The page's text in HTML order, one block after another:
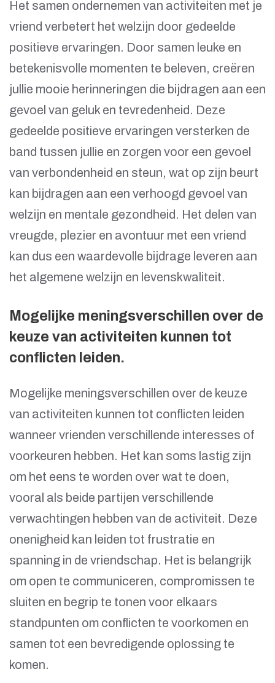
Het samen ondernemen van activiteiten met je
vriend verbetert het welzijn door gedeelde
positieve ervaringen. Door samen leuke en
betekenisvolle momenten te beleven, creëren
jullie mooie herinneringen die bijdragen aan een
gevoel van geluk en tevredenheid. Deze
gedeelde positieve ervaringen versterken de
band tussen jullie en zorgen voor een gevoel
van verbondenheid en steun, wat op zijn beurt
kan bijdragen aan een verhoogd gevoel van
welzijn en mentale gezondheid. Het delen van
vreugde, plezier en avontuur met een vriend
kan dus een waardevolle bijdrage leveren aan
het algemene welzijn en levenskwaliteit.
Mogelijke meningsverschillen over de
keuze van activiteiten kunnen tot
conflicten leiden.
Mogelijke meningsverschillen over de keuze
van activiteiten kunnen tot conflicten leiden
wanneer vrienden verschillende interesses of
voorkeuren hebben. Het kan soms lastig zijn
om het eens te worden over wat te doen,
vooral als beide partijen verschillende
verwachtingen hebben van de activiteit. Deze
onenigheid kan leiden tot frustratie en
spanning in de vriendschap. Het is belangrijk
om open te communiceren, compromissen te
sluiten en begrip te tonen voor elkaars
standpunten om conflicten te voorkomen en
samen tot een bevredigende oplossing te
komen.